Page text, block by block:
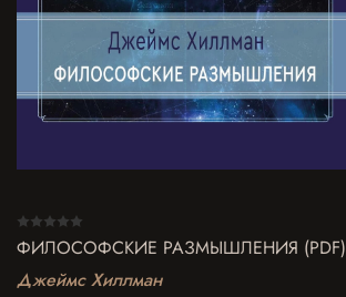
ФИЛОСОФСКИЕ РАЗМЫШЛЕНИЯ (PDF)
Джеймс Хиллман